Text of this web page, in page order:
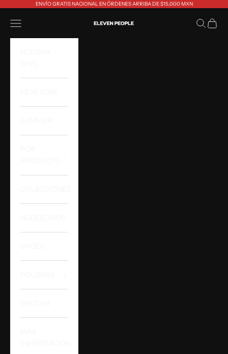
Ir al contenidoENVÍO GRATIS NACIONAL EN ÓRDENES ARRIBA DE $15,000 MXN
Eleven People
Abrir menú de navegación AbrirAbrir